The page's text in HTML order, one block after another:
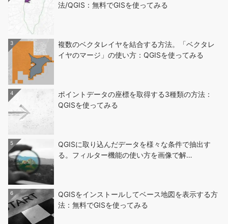
法/QGIS：無料でGISを使ってみる
3
複数のベクタレイヤを結合する方法。「ベクタレ
イヤのマージ」の使い方：QGISを使ってみる
4
ポイントデータの座標を取得する3種類の方法：
QGISを使ってみる
5
QGISに取り込んだデータを様々な条件で抽出す
る。フィルター機能の使い方を画像で解…
6
QGISをインストールしてベース地図を表示する方
法：無料でGISを使ってみる